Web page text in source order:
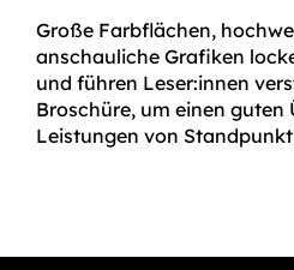
Große Farbflächen,
anschauliche Grafiken
und führen Leser:innen
Broschüre, um einen guten
Leistungen von